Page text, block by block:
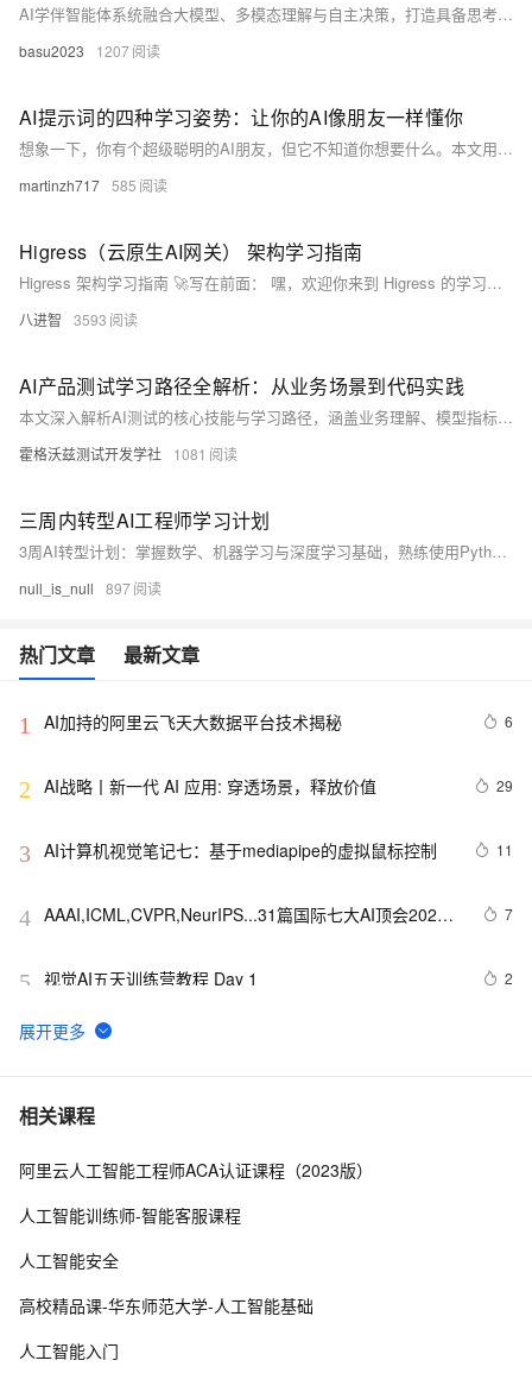
AI学伴智能体系统融合大模型、多模态理解与自主决策，打造具备思考能力的个性化学习伙伴。通过动态推理、长期记忆、任务规划与教学逻辑优化，实现千人千面的自适应教育，助力因材施教落地，推动教育公平与效率双提升。（238字）
basu2023 1207
AI提示词的四种学习姿势：让你的AI像朋友一样懂你
想象一下，你有个超级聪明的AI朋友，但它不知道你想要什么。本文用最轻松的方式告诉你，如何通过四种不同的'教学姿势'，让AI秒懂你的需求，从完全不懂到心有灵犀，一步步成为你的最佳拍档！
martinzh717 585
Higress（云原生AI网关） 架构学习指南
Higress 架构学习指南 🚀写在前面： 嘿，欢迎你来到 Higress 的学习之旅！
八进智 3593
AI产品测试学习路径全解析：从业务场景到代码实践
本文深入解析AI测试的核心技能与学习路径，涵盖业务理解、模型指标计算与性能测试三大阶段，助力掌握分类、推荐系统、计算机视觉等多场景测试方法，提升AI产品质量保障能力。
霍格沃兹测试开发学社 1081
三周内转型AI工程师学习计划
3周AI转型计划：掌握数学、机器学习与深度学习基础，熟练使用Python、PyTorch/TensorFlow。完成2-3个CV/NLP项目，构建GitHub博客，强化LeetCode刷题与模拟面试。每日高效学习9小时，聚焦实战与面试准备，助力快速入行AI。
null_is_null 897
热门文章 最新文章
1 AI加持的阿里云飞天大数据平台技术揭秘 6
2 AI战略丨新一代 AI 应用: 穿透场景，释放价值 29
3 AI计算机视觉笔记七：基于mediapipe的虚拟鼠标控制 11
4 AAAI,ICML,CVPR,NeurIPS...31篇国际七大AI顶会2021
7
5 视觉AI五天训练营教程 Day 1 2
6 AI战略丨协同共治，应对 AI 时代安全新挑战
7 【学习记录】《DeepLearning.ai》第十课：卷积神经网
8 面向 Java 开发者：2024 最新技术栈下 Java 与 AI/ML
10CVPR 2022 | 高质量捕捉人物动作，网易互娱AI Lab提出
相关课程
阿里云人工智能工程师ACA认证课程（2023版）
人工智能训练师-智能客服课程
人工智能安全
高校精品课-华东师范大学-人工智能基础
人工智能入门